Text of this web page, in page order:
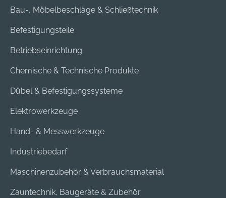
Bau-, Möbelbeschläge & Schließtechnik
Befestigungsteile
Betriebseinrichtung
Chemische & Technische Produkte
Dübel & Befestigungssysteme
Elektrowerkzeuge
Hand- & Messwerkzeuge
Industriebedarf
Maschinenzubehör & Verbrauchsmaterial
Zauntechnik, Baugeräte & Zubehör